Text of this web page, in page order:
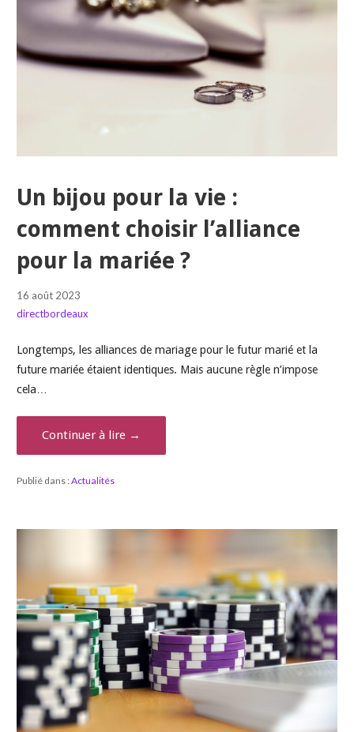
Un bijou pour la vie :
comment choisir l’alliance
pour la mariée ?
16 août 2023
directbordeaux
Longtemps, les alliances de mariage pour le futur marié et la
future mariée étaient identiques. Mais aucune règle n’impose
cela…
Continuer à lire →
Publié dans :Actualités